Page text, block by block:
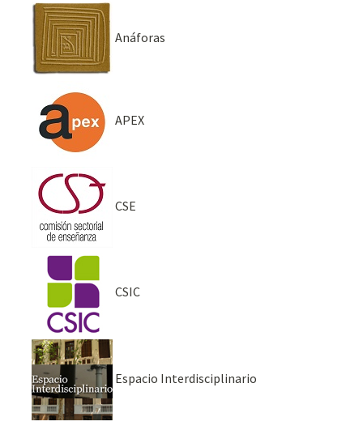
Anáforas
APEX
CSE
CSIC
Espacio Interdisciplinario